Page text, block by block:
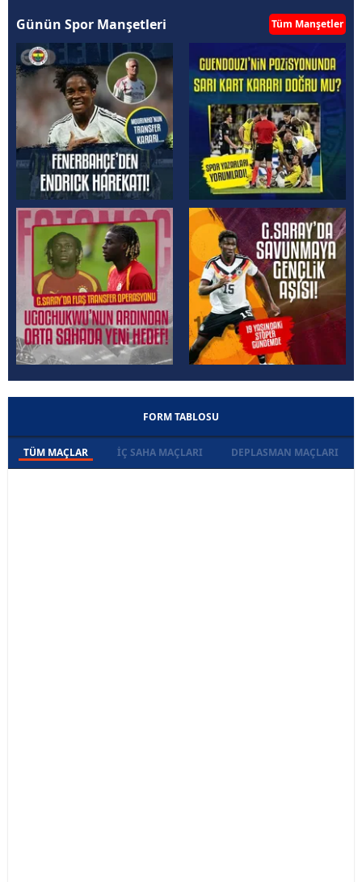
Günün Spor Manşetleri Tüm Manşetler
FORM TABLOSU
TÜM MAÇLAR İÇ SAHA MAÇLARI DEPLASMAN MAÇLARI